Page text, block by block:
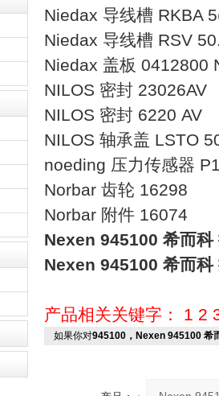
Niedax 导线槽 RKBA
Niedax 导线槽 RSV
Niedax 盖板 0412800
NILOS 密封 23026AV
NILOS 密封 6220 AV
NILOS 轴承盖 LSTO
noeding 压力传感器
Norbar 齿轮 16298
Norbar 附件 16074
Nexen 945100 希而科
Nexen 945100 希而科
产品相关关键字： 1 2
如果你对945100，Nexen 945100 希